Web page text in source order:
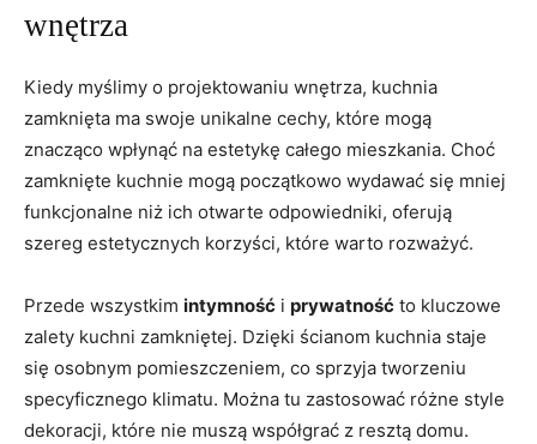
wnętrza
Kiedy myślimy o projektowaniu wnętrza, kuchnia
zamknięta ma swoje unikalne cechy, które mogą
znacząco wpłynąć na estetykę całego mieszkania. Choć
zamknięte kuchnie mogą początkowo wydawać się mniej
funkcjonalne niż ich otwarte odpowiedniki, oferują
szereg estetycznych korzyści, które warto rozważyć.
Przede wszystkim intymność i prywatność to kluczowe
zalety kuchni zamkniętej. Dzięki ścianom kuchnia staje
się osobnym pomieszczeniem, co sprzyja tworzeniu
specyficznego klimatu. Można tu zastosować różne style
dekoracji, które nie muszą współgrać z resztą domu.